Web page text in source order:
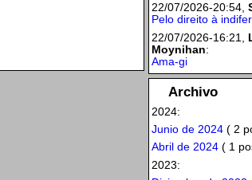
22/07/2026-20:54,
Pelo direito à
22/07/2026-16:21,
Moynihan:
Ama-gi
Archivo
2024:
Junio de 2024( 2
Abril de 2024( 1
2023: